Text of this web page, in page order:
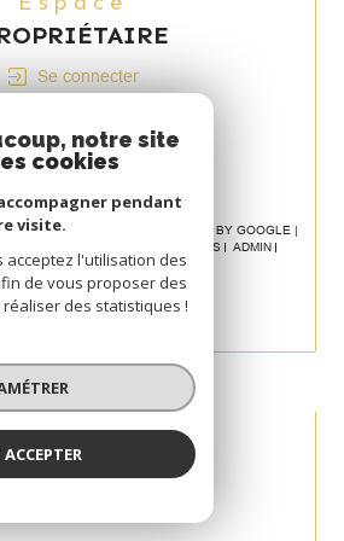
Se connecter
Avis
CLIENT
| TRADUCTION POWERED BY GOOGLE |
MENTIONS LÉGALES
ADMIN
RGPD
COOKIES
notre site
cookies
pendant
visite.
acceptez l'utilisation des
de vous proposer des
des statistiques !